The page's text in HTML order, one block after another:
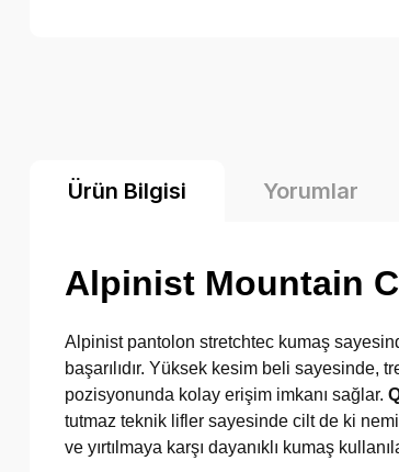
Ürün Bilgisi Yorumlar
Alpinist Mountain
Alpinist pantolon stretchtec kumaş
başarılıdır. Yüksek kesim beli sayesinde,
pozisyonunda kolay erişim imkanı sağlar.
tutmaz teknik lifler sayesinde cilt de ki
ve yırtılmaya karşı dayanıklı kumaş